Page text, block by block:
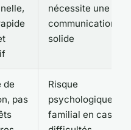
nécessite une
communication
solide
de
pas
Risque
psychologique et
familial en cas de